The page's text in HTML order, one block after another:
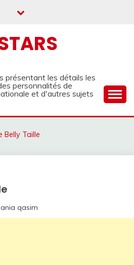
présentant les détails les
personnalités de
et d'autres sujets
Belly Taille
qasim